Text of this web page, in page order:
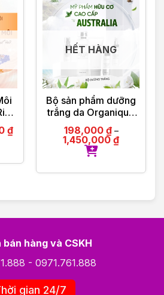
thắc mắc 24/24
LƯỢNG ĐI CÙNG TÂM
₫
HẾT HÀNG
Bộ sản phẩm dưỡng
trắng da Organique
by Olinda Spring hữu
cơ cao cấp Úc
198,000 ₫–
1,450,000₫
bán hàng và CSKH
- 0971.761.888
gian 24/7